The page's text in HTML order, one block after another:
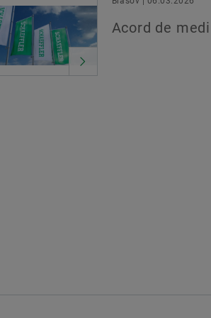
Acord de